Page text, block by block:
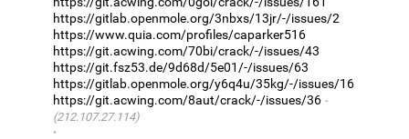
https://gitlab.openmole.org/3nbxs/13jr/-/issues/2
https://www.quia.com/profiles/caparker516
https://git.acwing.com/70bi/crack/-/issues/43
https://git.fsz53.de/9d68d/5e01/-/issues/63
https://gitlab.openmole.org/y6q4u/35kg/-/issues/16
https://git.acwing.com/8aut/crack/-/issues/36
(212.107.27.114)
·